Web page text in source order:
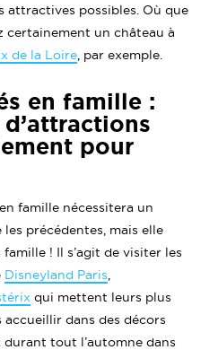
attractives possibles. Où que
certainement un château à
de la Loire , par exemple.
en famille :
pour
famille nécessitera un
précédentes, mais elle
! Il s’agit de visiter les
Disneyland Paris
qui mettent leurs plus
dans des décors
tout l’automne dans